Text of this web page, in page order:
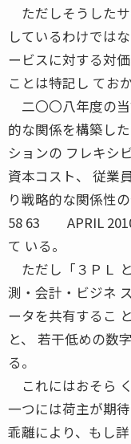
ただしそうした
しているわけでは
ービスに対する対
ことは特記し てお
二〇〇八年度の
的な関係を構築し
ションの フレキシ
資本コスト、 従業
り戦略的な関係性
58 63 APRIL 2010
て いる。
ただし「３ＰＬ
測・会計・ビジネ
ータを共有するこ
と、 若干低めの数
る。
これにはおそら
一つには荷主が期
乖離により、もし